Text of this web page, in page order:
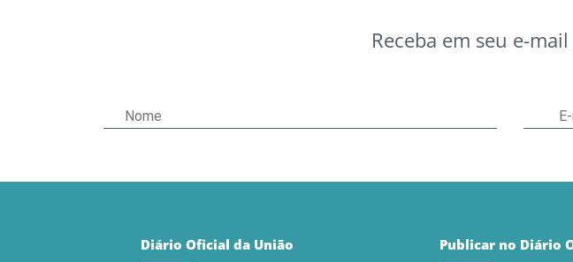
Receba em seu e-
Diário Oficial da União Publicar no Diário